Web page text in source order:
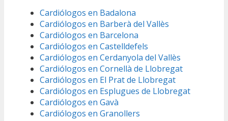
Cardiólogos en Badalona
Cardiólogos en Barberà del Vallès
Cardiólogos en Barcelona
Cardiólogos en Castelldefels
Cardiólogos en Cerdanyola del Vallès
Cardiólogos en Cornellà de Llobregat
Cardiólogos en El Prat de Llobregat
Cardiólogos en Esplugues de Llobregat
Cardiólogos en Gavà
Cardiólogos en Granollers